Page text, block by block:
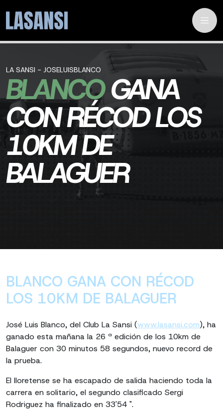
LA SANSI - JOSELUISBLANCO
BLANCO GANA
CON RÉCOD LOS
10KM DE
BALAGUER
BLANCO GANA CON RÉCOD
LOS 10KM DE BALAGUER
José Luis Blanco, del Club La Sansi (www.lasansi.com), ha
ganado esta mañana la 26 ª edición de los 10km de
Balaguer con 30 minutos 58 segundos, nuevo record de
la prueba.
El lloretense se ha escapado de salida haciendo toda la
carrera en solitario, el segundo clasificado Sergi
Rodriguez ha finalizado en 33'54 ".